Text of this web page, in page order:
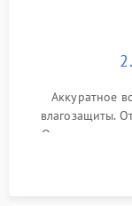
Аккуратное
влагозащиты.
Очистка
обработка